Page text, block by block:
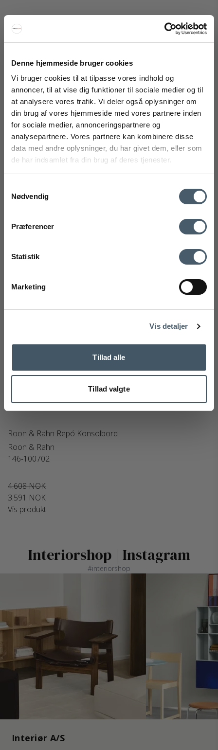
Denne hjemmeside bruger cookies
Vi bruger cookies til at tilpasse vores indhold og
annoncer, til at vise dig funktioner til sociale medier og til
at analysere vores trafik. Vi deler også oplysninger om
din brug af vores hjemmeside med vores partnere inden
for sociale medier, annonceringspartnere og
analysepartnere. Vores partnere kan kombinere disse
data med andre oplysninger, du har givet dem, eller som
de har indsamlet fra din brug af deres tjenester.
Nødvendig
Præferencer
Statistik
Marketing
Vis detaljer
Tillad alle
Tillad valgte
Roon & Rahn Moodrack Hattehylle
Roon & Rahn
146-100602M
2.734 NOK
Pris fra 2.033 NOK
Vis produkt
Utsalg
Roon & Rahn Repó Konsolbord
Roon & Rahn
146-100702
4.608 NOK
3.591 NOK
Vis produkt
Interiorshop | Instagram
#interiorshop
Interiør A/S
FÅ 20% RABATT
Få 20 % rabatt ved å melde deg på vårt nyhetsbrev.
*Rabatten din kan ikke brukes på allerede nedsatte varer
eller produkter fra Rocket.
Ved å registrere deg godtar du å motta vårt nyhetsbrev
med gode tilbud og inspirasjon. Du kan alltid trekke tilbake
Nej tak